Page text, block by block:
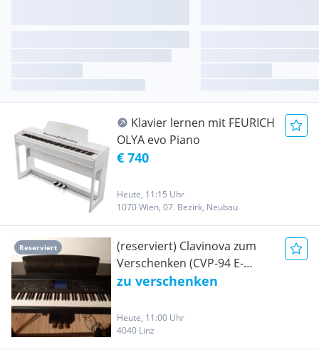
Klavier lernen mit FEURICH
OLYA evo Piano
€ 740
Heute, 11:15 Uhr
1070 Wien, 07. Bezirk, Neubau
Reserviert
(reserviert) Clavinova zum
Verschenken (CVP-94 E-
Piano)
zu verschenken
Heute, 11:00 Uhr
4040 Linz